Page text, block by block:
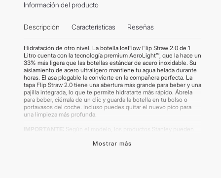
Información del producto
Descripción Características Reseñas
Hidratación de otro nivel. La botella IceFlow Flip Straw 2.0 de 1
Litro cuenta con la tecnología premium AeroLight™, que la hace un
33% más ligera que las botellas estándar de acero inoxidable. Su
aislamiento de acero ultraligero mantiene tu agua helada durante
horas. El asa plegable la convierte en la compañera perfecta. La
tapa Flip Straw 2.0 tiene una abertura más grande para beber y una
pajilla integrada, lo que te permite hidratarte más rápido. Ábrela
para beber, ciérrala de un clic y guarda la botella en tu bolso o
portavasos del coche. Incluso puedes quitar el nuevo pico para
una limpieza más profunda.
IMPORTANTE: Según el modelo, los productos Stanley pueden
garantía del proveedor. Para más información, dirigirse a la sección
Mostrar más